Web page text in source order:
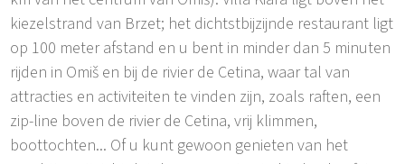
kiezelstrand van Brzet; het dichtstbijzijnde restaurant ligt
op 100 meter afstand en u bent in minder dan 5 minuten
rijden in Omiš en bij de rivier de Cetina, waar tal van
attracties en activiteiten te vinden zijn, zoals raften, een
zip-line boven de rivier de Cetina, vrij klimmen,
boottochten... Of u kunt gewoon genieten van het